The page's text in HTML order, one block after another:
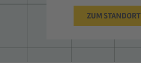
ZUM STANDORT